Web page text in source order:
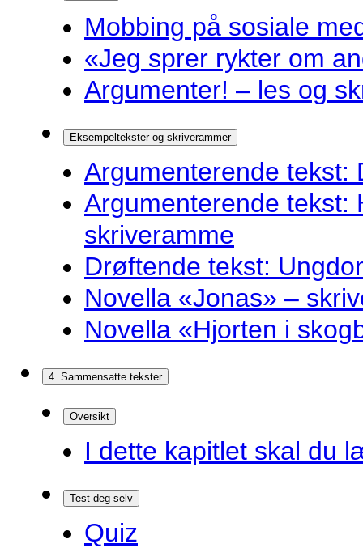
Mobbing på sosiale
«Jeg sprer rykter om
Argumenter! – les og
Eksempeltekster og skriverammer
Argumenterende tekst:
Argumenterende tekst:
skriveramme
Drøftende tekst:
Novella «Jonas» –
Novella «Hjorten i
4. Sammensatte tekster
Oversikt
I dette kapitlet skal du
Test deg selv
Quiz